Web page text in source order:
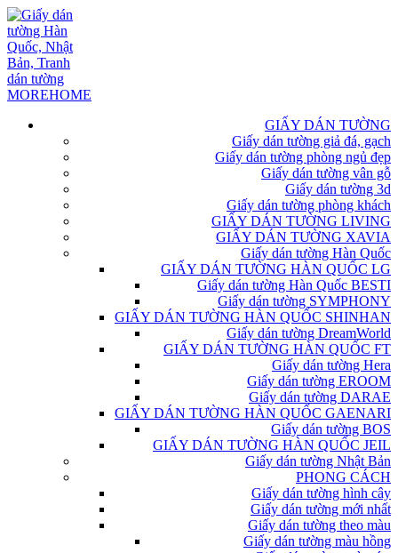
GIẤY DÁN TƯỜNG
Giấy dán tường giả đá, gạch
Giấy dán tường phòng ngủ đẹp
Giấy dán tường vân gỗ
Giấy dán tường 3d
Giấy dán tường phòng khách
GIẤY DÁN TƯỜNG LIVING
GIẤY DÁN TƯỜNG XAVIA
Giấy dán tường Hàn Quốc
GIẤY DÁN TƯỜNG HÀN QUỐC LG
Giấy dán tường Hàn Quốc BESTI
Giấy dán tường SYMPHONY
GIẤY DÁN TƯỜNG HÀN QUỐC SHINHAN
Giấy dán tường DreamWorld
GIẤY DÁN TƯỜNG HÀN QUỐC FT
Giấy dán tường Hera
Giấy dán tường EROOM
Giấy dán tường DARAE
GIẤY DÁN TƯỜNG HÀN QUỐC GAENARI
Giấy dán tường BOS
GIẤY DÁN TƯỜNG HÀN QUỐC JEIL
Giấy dán tường Nhật Bản
PHONG CÁCH
Giấy dán tường hình cây
Giấy dán tường mới nhất
Giấy dán tường theo màu
Giấy dán tường màu hồng